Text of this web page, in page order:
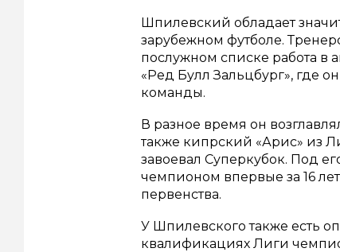
Шпилевский обладает
зарубежном футболе.
послужном списке работа в
«Ред Булл Зальцбург», где
команды.
В разное время он
также кипрский «Арис» из
завоевал Суперкубок. Под
чемпионом впервые за 16
первенства.
У Шпилевского также есть
квалификациях Лиги